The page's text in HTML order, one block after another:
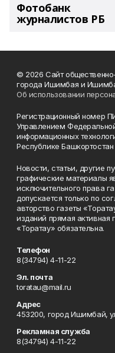
Фотобанк
журналистов РБ
© 2026 Сайт
города Ишимбая и
Об использовании
Регистрационный номер
Управлением
информационных
Республике Башкортостан
Новости, статьи, другие
графические материалы
исключительного права
допускается только по
авторство газеты
изданий прямая активная
«Торатау» обязательна.
Телефон
8(34794) 4-11-22
Эл. почта
toratau@mail.ru
Адрес
453200, город Ишимбай,
Рекламная служба
8(34794) 4-11-22